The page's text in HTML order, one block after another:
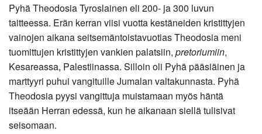
Pyhä Theodosia Tyroslainen eli 200- ja 300 luvun
taitteessa. Erän kerran viisi vuotta kestäneiden kristittyjen
vainojen aikana seitsemäntoistavuotias Theodosia meni
tuomittujen kristittyjen vankien palatsiin, pretoriumiin,
Kesareassa, Palestiinassa. Silloin oli Pyhä pääsiäinen ja
marttyyri puhui vangituille Jumalan valtakunnasta. Pyhä
Theodosia pyysi vangittuja muistamaan myös häntä
itseään Herran edessä, kun he aikanaan siellä tulisivat
seisomaan.